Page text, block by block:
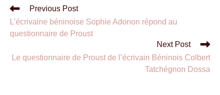
Previous Post
L’écrivaine béninoise Sophie Adonon répond au
questionnaire de Proust
Next Post
Le questionnaire de Proust de l’écrivain Béninois Colbert
Tatchégnon Dossa